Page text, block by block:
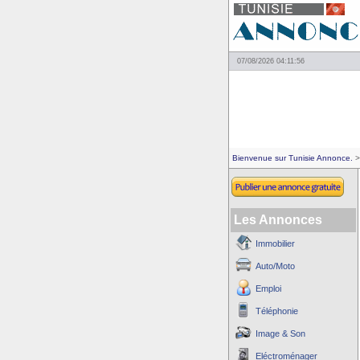
07/08/2026 04:11:56
Bienvenue sur Tunisie Annonce.
Les Annonces
Immobilier
Auto/Moto
Emploi
Téléphonie
Image & Son
Eléctroménager